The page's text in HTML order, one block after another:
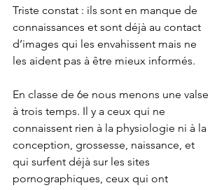
Triste constat : ils sont en manque de
connaissances et sont déjà au contact
d’images qui les envahissent mais ne
les aident pas à être mieux informés.
En classe de 6e nous menons une valse
à trois temps. Il y a ceux qui ne
connaissent rien à la physiologie ni à la
conception, grossesse, naissance, et
qui surfent déjà sur les sites
pornographiques, ceux qui ont